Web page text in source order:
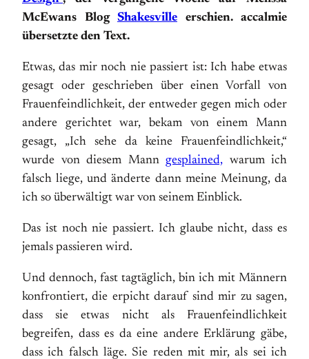
McEwans Blog Shakesville erschien. accalmie
übersetzte den Text.
Etwas, das mir noch nie passiert ist: Ich habe etwas
gesagt oder geschrieben über einen Vorfall von
Frauenfeindlichkeit, der entweder gegen mich oder
andere gerichtet war, bekam von einem Mann
gesagt, „Ich sehe da keine Frauenfeindlichkeit,“
wurde von diesem Mann gesplained, warum ich
falsch liege, und änderte dann meine Meinung, da
ich so überwältigt war von seinem Einblick.
Das ist noch nie passiert. Ich glaube nicht, dass es
jemals passieren wird.
Und dennoch, fast tagtäglich, bin ich mit Männern
konfrontiert, die erpicht darauf sind mir zu sagen,
dass sie etwas nicht als Frauenfeindlichkeit
begreifen, dass es da eine andere Erklärung gäbe,
dass ich falsch läge. Sie reden mit mir, als sei ich